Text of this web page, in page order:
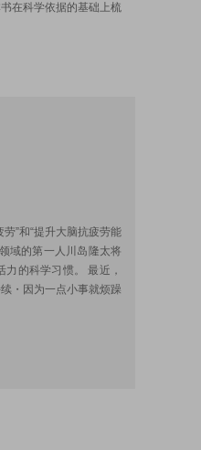
在科学依据的基础上梳
”和“提升大脑抗疲劳能
域的第一人川岛隆太将
的科学习惯。 最近，
・因为一点小事就烦躁